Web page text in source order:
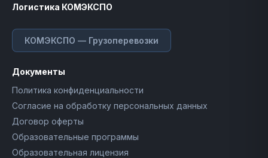
Логистика КОМЭКСПО
КОМЭКСПО — Грузоперевозки
Документы
Политика конфиденциальности
Согласие на обработку персональных данных
Договор оферты
Образовательные программы
Образовательная лицензия